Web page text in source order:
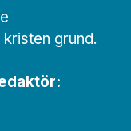
grund.